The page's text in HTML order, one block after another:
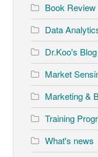
Book
Data
Dr.Koo's Blog
Market
Marketing &
Training
What's news